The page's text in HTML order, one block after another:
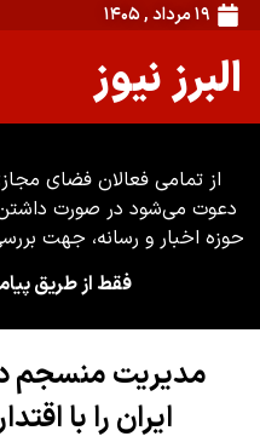
۱۹ مرداد , ۱۴۰۵
البرز نیوز
از تمامی فعالان فضای
دعوت می‌شود در صورت داشتن
حوزه اخبار و رسانه، جهت
فقط از طریق پیامک :
مدیریت منسجم
ایران را با